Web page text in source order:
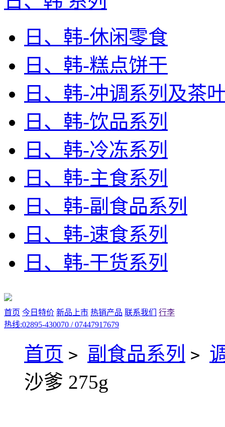
日、韩-休闲零食
日、韩-糕点饼干
日、韩-冲调系列及茶
日、韩-饮品系列
日、韩-冷冻系列
日、韩-主食系列
日、韩-副食品系列
日、韩-速食系列
日、韩-干货系列
首页 今日特价 新品上市 热销产品 联系我们
行李
热线:02895-430070 / 07447917679
首页 > 副食品系列 >
沙爹 275g